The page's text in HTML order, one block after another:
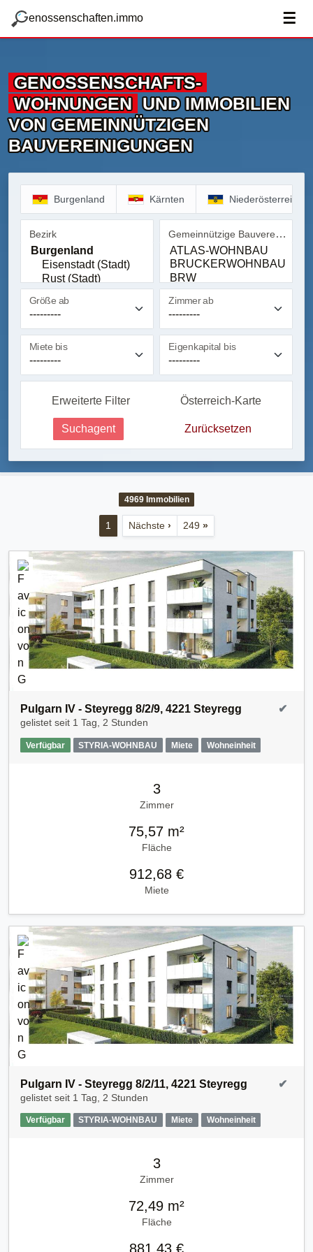
g
enossenschaften.immo ☰
GENOSSENSCHAFTS­
WOHNUNGEN UND IMMOBILIEN
VON GEMEINNÜTZIGEN
BAUVEREINIGUNGEN
Burgenland Kärnten Niederösterreich
Bezirk
Bezirk
Gemeinnützige Bauvereinigung
Gemeinnützige
Größe ab Zimmer ab
Miete bis Eigenkapital bis
Erweiterte Filter Österreich-Karte
Suchagent Zurücksetzen
4969Immobilien
1 Nächste › 249 »
Pulgarn IV - Steyregg 8/2/9, 4221 Steyregg
gelistet seit 1 Tag, 2 Stunden
Verfügbar STYRIA-WOHNBAU Miete Wohneinheit
✔
3
Zimmer
75,57 m²
Fläche
912,68 €
Miete
Pulgarn IV - Steyregg 8/2/11, 4221 Steyregg
gelistet seit 1 Tag, 2 Stunden
Verfügbar STYRIA-WOHNBAU Miete Wohneinheit
✔
3
Zimmer
72,49 m²
Fläche
881,43 €